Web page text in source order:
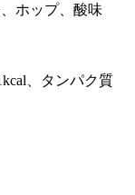
ホップ、酸味
、タンパク質